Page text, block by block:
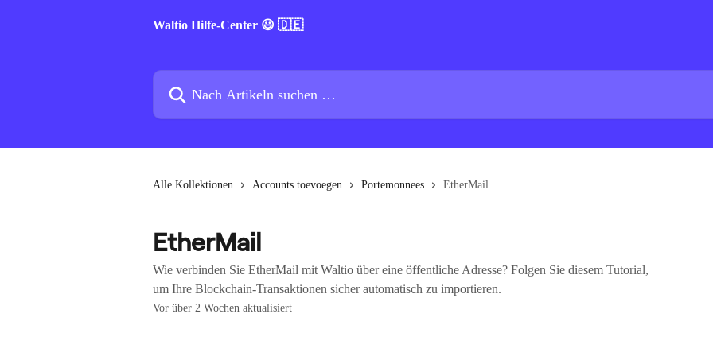
Waltio Hilfe-Center 😃 🇩🇪
Nach Artikeln suchen …
Alle Kollektionen Accounts toevoegen Portemonnees EtherMail
EtherMail
Wie verbinden Sie EtherMail mit Waltio über eine öffentliche Adresse? Folgen Sie diesem Tutorial,
um Ihre Blockchain-Transaktionen sicher automatisch zu importieren.
Vor über 2 Wochen aktualisiert